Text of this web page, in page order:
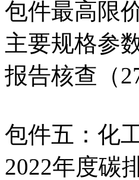
包件最高限
主要规格参
报告核查（
包件五：化
2022年度碳